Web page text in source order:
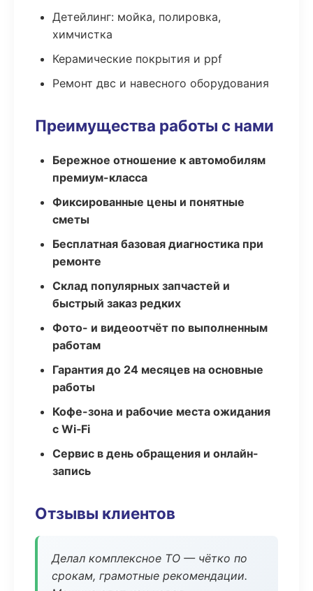
Детейлинг: мойка, полировка,
химчистка
Керамические покрытия и ppf
Ремонт двс и навесного оборудования
Преимущества работы с нами
Бережное отношение к автомобилям
премиум-класса
Фиксированные цены и понятные
сметы
Бесплатная базовая диагностика при
ремонте
Склад популярных запчастей и
быстрый заказ редких
Фото- и видеоотчёт по выполненным
работам
Гарантия до 24 месяцев на основные
работы
Кофе-зона и рабочие места ожидания
с Wi‑Fi
Сервис в день обращения и онлайн-
запись
Отзывы клиентов
Делал комплексное ТО — чётко по
срокам, грамотные рекомендации.